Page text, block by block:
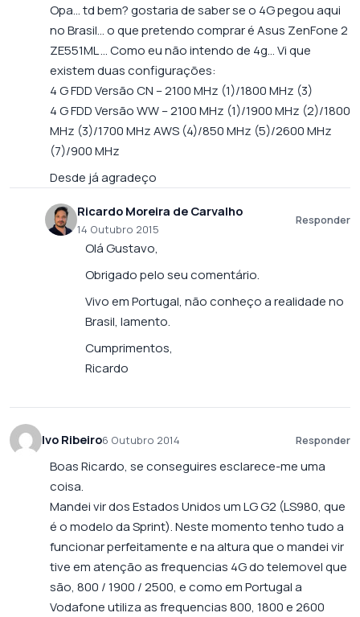
Opa… td bem? gostaria de saber se o 4G pegou aqui
no Brasil… o que pretendo comprar é Asus ZenFone 2
ZE551ML … Como eu não intendo de 4g… Vi que
existem duas configurações:
4 G FDD Versão CN – 2100 MHz (1)/1800 MHz (3)
4 G FDD Versão WW – 2100 MHz (1)/1900 MHz (2)/1800
MHz (3)/1700 MHz AWS (4)/850 MHz (5)/2600 MHz
(7)/900 MHz
Desde já agradeço
Ricardo Moreira de Carvalho
14 Outubro 2015
Responder
Olá Gustavo,
Obrigado pelo seu comentário.
Vivo em Portugal, não conheço a realidade no
Brasil, lamento.
Cumprimentos,
Ricardo
Ivo Ribeiro6 Outubro 2014 Responder
Boas Ricardo, se conseguires esclarece-me uma
coisa.
Mandei vir dos Estados Unidos um LG G2 (LS980, que
é o modelo da Sprint). Neste momento tenho tudo a
funcionar perfeitamente e na altura que o mandei vir
tive em atenção as frequencias 4G do telemovel que
são, 800 / 1900 / 2500, e como em Portugal a
Vodafone utiliza as frequencias 800, 1800 e 2600